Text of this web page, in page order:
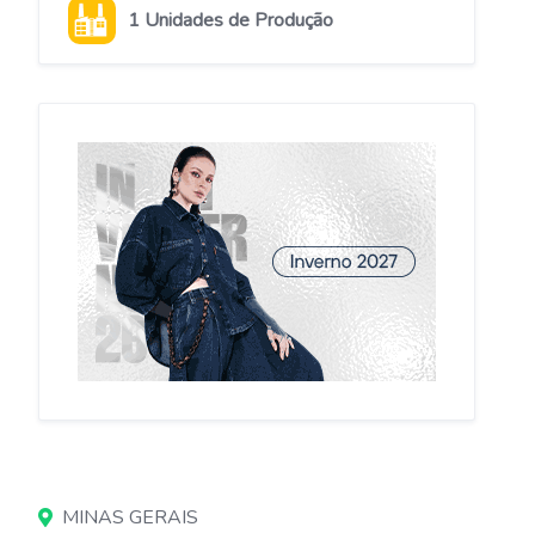
MINAS GERAIS
1 Unidades de Produção